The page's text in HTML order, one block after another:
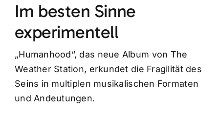
Im besten Sinne
experimentell
„Humanhood“, das neue Album von The
Weather Station, erkundet die Fragilität des
Seins in multiplen musikalischen Formaten
und Andeutungen.